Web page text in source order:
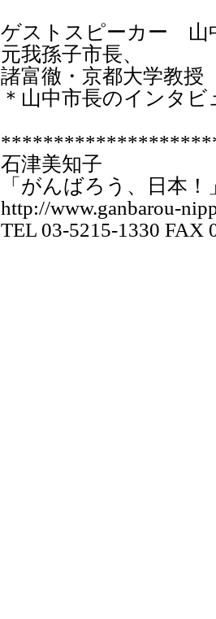
ゲストスピーカー 山
元我孫子市長、
諸富徹・京都大学教
＊山中市長のインタ
石津美知子
「がんばろう、日本
http://www.ganbarou-
TEL 03-5215-1330 FAX